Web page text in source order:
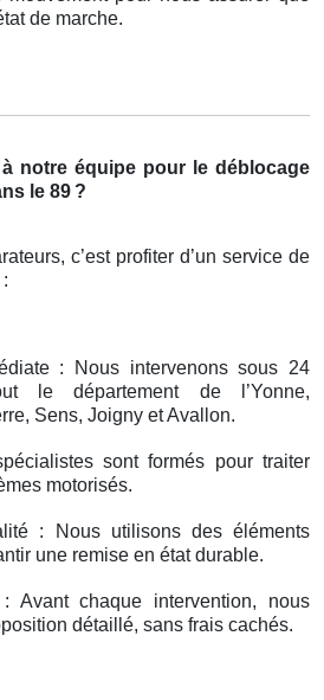
de marche.
notre équipe pour le déblocage
le 89 ?
c’est profiter d’un service de
: Nous intervenons sous 24
le département de l’Yonne,
Sens, Joigny et Avallon.
sont formés pour traiter
motorisés.
: Nous utilisons des éléments
une remise en état durable.
Avant chaque intervention, nous
détaillé, sans frais cachés.